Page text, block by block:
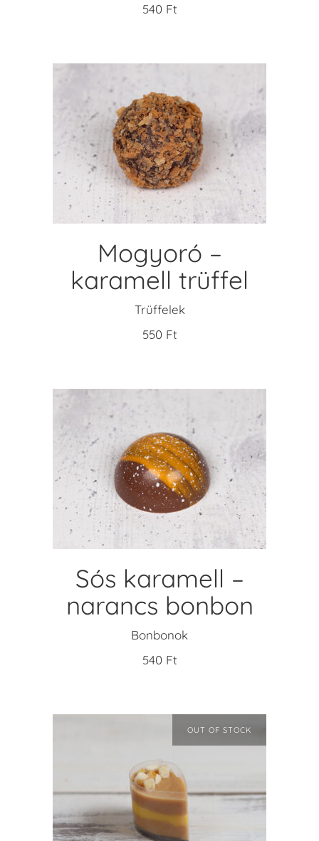
540 Ft
KOSÁRBA TESZEM
Mogyoró –
karamell trüffel
Trüffelek
550 Ft
KOSÁRBA TESZEM
Sós karamell –
narancs bonbon
Bonbonok
540 Ft
OUT OF STOCK
TOVÁBB OLVASOM